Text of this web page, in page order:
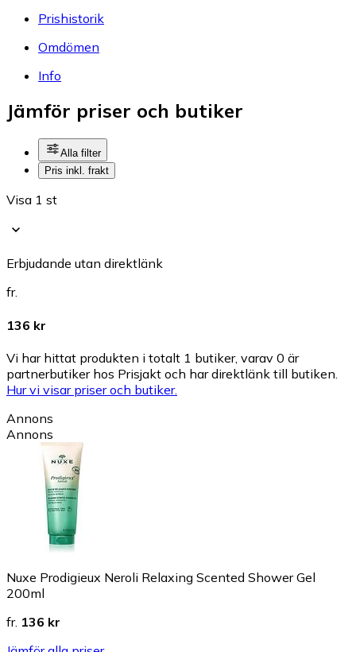
Prishistorik
Omdömen
Info
Jämför priser och butiker
Alla filter
Pris inkl. frakt
Visa 1 st
Erbjudande utan direktlänk
fr.
136 kr
Vi har hittat produkten i totalt 1 butiker, varav 0 är
partnerbutiker hos Prisjakt och har direktlänk till butiken.
Hur vi visar priser och butiker.
Annons
Annons
Nuxe Prodigieux Neroli Relaxing Scented Shower Gel
200ml
fr. 136 kr